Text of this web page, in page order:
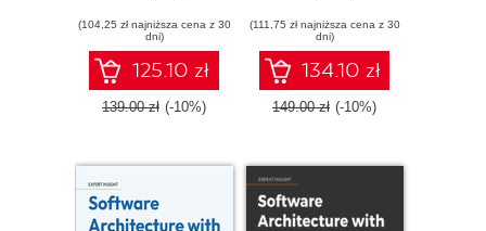
microservices,
DevSecOps, EF
Core, and design
patterns for Azure -
Fifth Edition
(104,25 zł najniższa cena z 30
dni)
125.10 zł
139.00 zł (-10%)
microservices with
the .NET stack and
embrace
serverless
development in
(111,75 zł najniższa cena z 30
dni)
134.10 zł
149.00 zł (-10%)